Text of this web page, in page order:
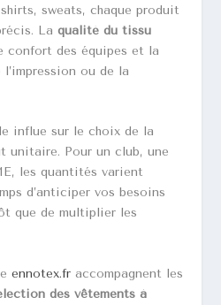
sweats, chaque produit
Laqualité du tissu
des équipes et la
ou de la
influe sur le choix de la
unitaire. Pour un club, une
les quantités varient
d’anticiper vos besoins
que de multiplier les
ennotex.fr accompagnent les
des vêtements à